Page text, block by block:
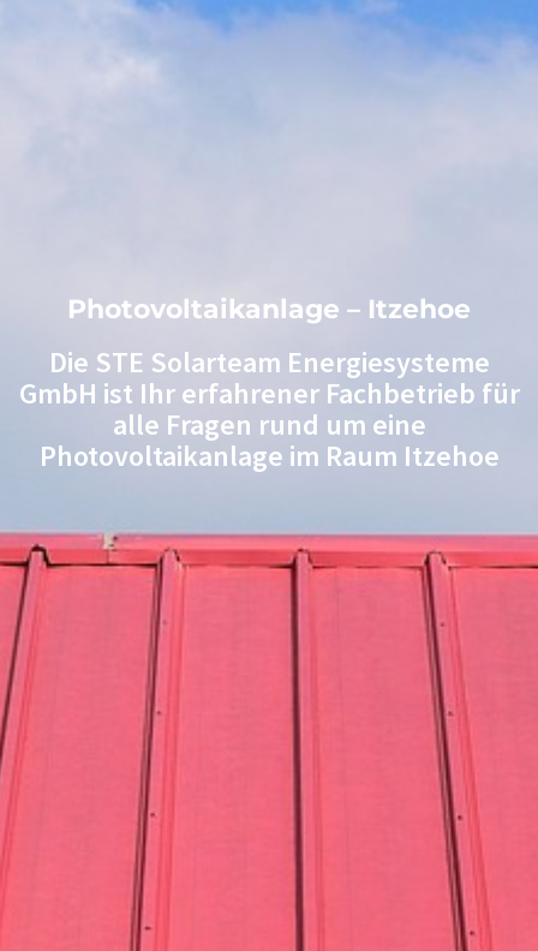
Photovoltaikanlage – Itzehoe
Die STE Solarteam Energiesysteme
GmbH ist Ihr erfahrener Fachbetrieb für
alle Fragen rund um eine
Photovoltaikanlage im Raum Itzehoe